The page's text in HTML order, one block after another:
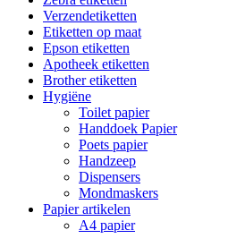
Verzendetiketten
Etiketten op maat
Epson etiketten
Apotheek etiketten
Brother etiketten
Hygiëne
Toilet papier
Handdoek Papier
Poets papier
Handzeep
Dispensers
Mondmaskers
Papier artikelen
A4 papier